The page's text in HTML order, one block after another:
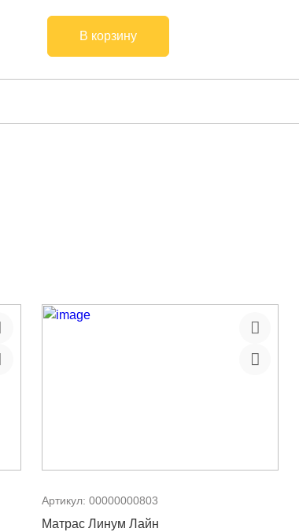
В корзину
Артикул:00000000803
Матрас Линум Лайн